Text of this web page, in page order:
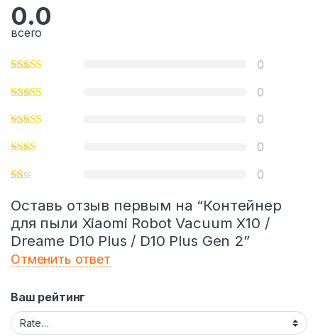
0.0
всего
0
0
0
0
0
Оставь отзыв первым на “Контейнер
для пыли Xiaomi Robot Vacuum X10 /
Dreame D10 Plus / D10 Plus Gen 2”
Отменить ответ
Ваш рейтинг